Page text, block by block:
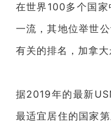
在世界100多个国
一流，其地位举世
有关的排名，加拿大
据2019年的最新
最适宜居住的国家